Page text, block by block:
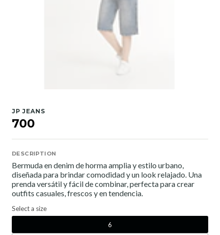
JP JEANS
700
DESCRIPTION
Bermuda en denim de horma amplia y estilo urbano,
diseñada para brindar comodidad y un look relajado. Una
prenda versátil y fácil de combinar, perfecta para crear
outfits casuales, frescos y en tendencia.
Select a size
6